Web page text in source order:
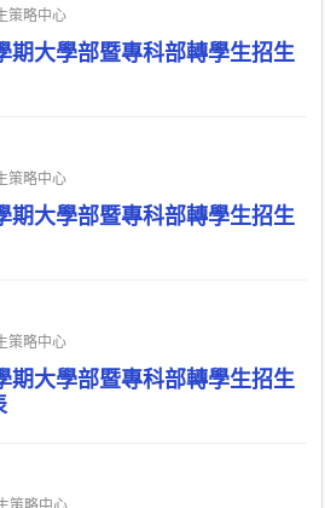
策略中心
期大學部暨專科部轉學生招生
策略中心
期大學部暨專科部轉學生招生
策略中心
期大學部暨專科部轉學生招生